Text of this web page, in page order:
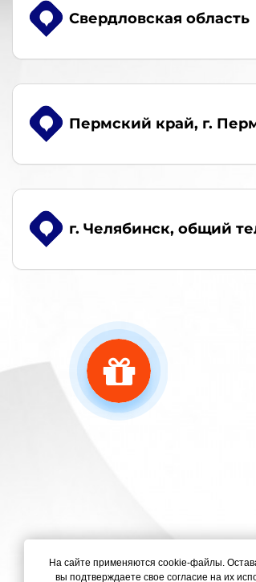
Свердловская область
Пермский край, г.
г. Челябинск, общий
На сайте применяются cookie-файлы.
вы подтверждаете свое согласие на их